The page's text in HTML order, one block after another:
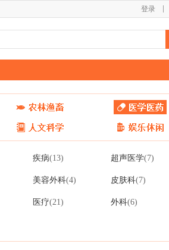
登录
疾病(13) 超声医学(7)
美容外科(4) 皮肤科(7)
医疗(21) 外科(6)